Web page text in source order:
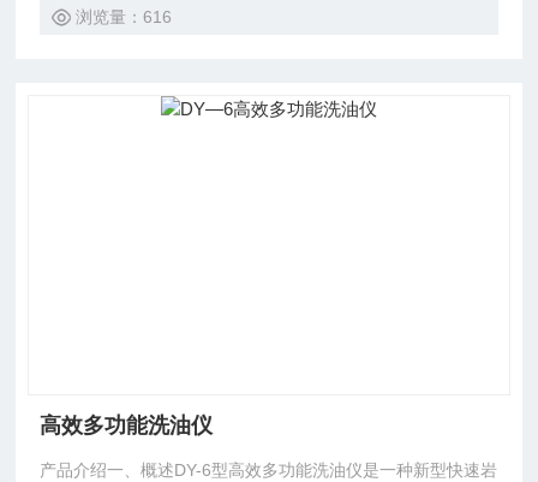
浏览量：616
高效多功能洗油仪
产品介绍一、概述DY-6型高效多功能洗油仪是一种新型快速岩